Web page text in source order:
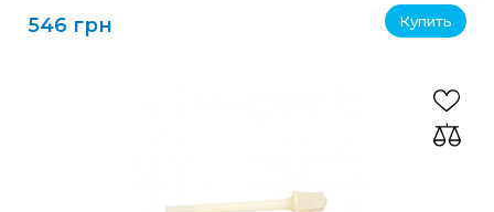
546 грн Купить